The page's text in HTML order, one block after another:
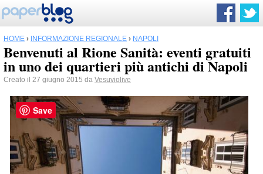
HOME › INFORMAZIONE REGIONALE › NAPOLI
Benvenuti al Rione Sanità: eventi gratuiti
in uno dei quartieri più antichi di Napoli
Creato il 27 giugno 2015 da Vesuviolive
Save